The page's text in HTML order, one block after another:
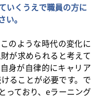
いくうえで職員の方に
。
のような時代の変化に
が求められると考えて
身が自律的にキャリア
ることが必要です。で
っており、eラーニング